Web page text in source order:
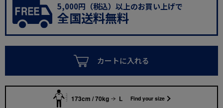
5,000円（税込）以上のお買い上げで
全国送料無料
カートに入れる
173cm / 70kg L Find your size